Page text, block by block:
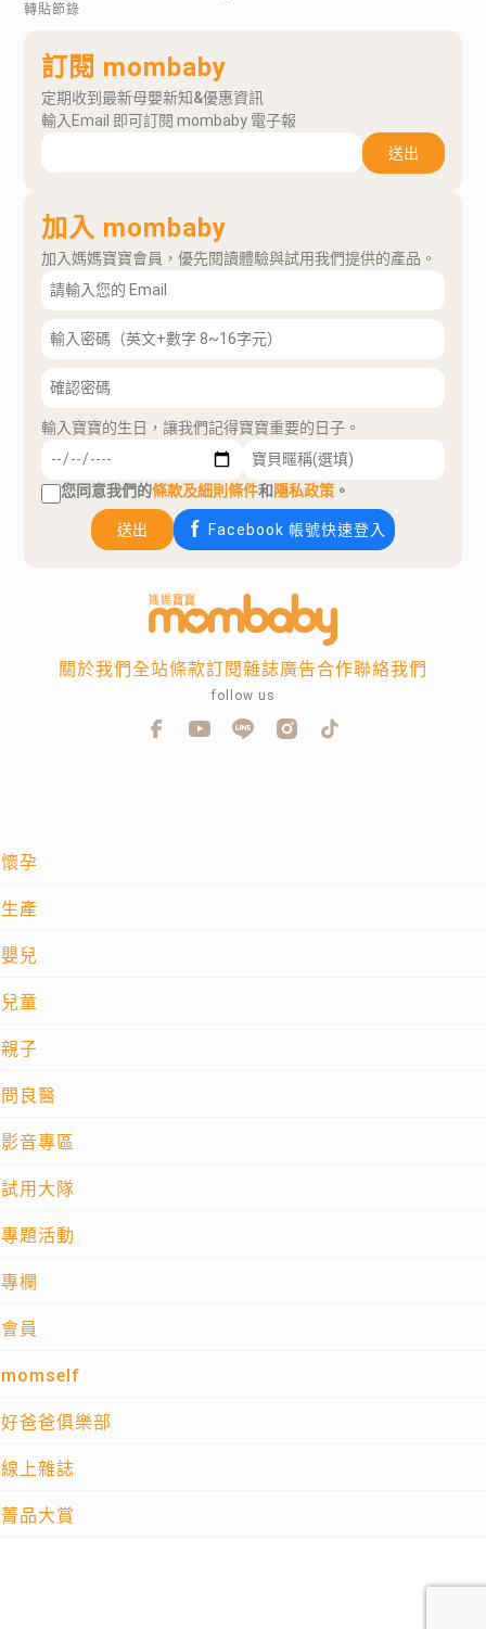
轉貼節錄
訂閱 mombaby
定期收到最新母嬰新知&優惠資訊
輸入Email 即可訂閱 mombaby 電子報
送出
加入 mombaby
加入媽媽寶寶會員，優先閱讀體驗與試用我們提供的產品。
輸入寶寶的生日，讓我們記得寶寶重要的日子。
您同意我們的條款及細則條件和隱私政策 。
送出 Facebook 帳號快速登入
懷孕
生產
嬰兒
兒童
親子
問良醫
影音專區
試用大隊
專題活動
專欄
會員
momself
好爸爸俱樂部
線上雜誌
菁品大賞
關於我們全站條款訂閱雜誌廣告合作聯絡我們
follow us